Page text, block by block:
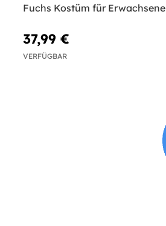
Fuchs Kostüm für Erwachsene
37,99 €
VERFÜGBAR